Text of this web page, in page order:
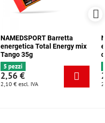
NAMEDSPORT Barretta
energetica Total Energy mix
Tango 35g
5 pezzi
2,56 €
2,10 € escl. IVA